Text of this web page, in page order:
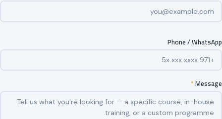
Phone / WhatsApp
Message
*